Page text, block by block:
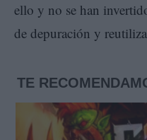
ello y no se han
de depuración y
TE